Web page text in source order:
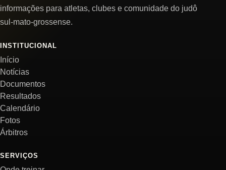
informações para atletas, clubes e comunidade do judô
sul-mato-grossense.
INSTITUCIONAL
Início
Notícias
Documentos
Resultados
Calendário
Fotos
Árbitros
SERVIÇOS